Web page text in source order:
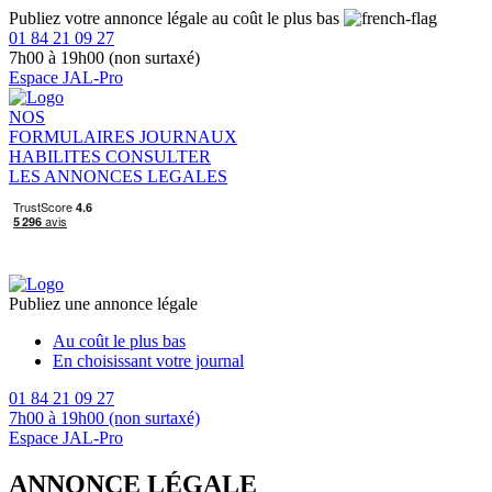
Publiez votre annonce légale au coût le plus bas
01 84 21 09 27
7h00 à 19h00 (non surtaxé)
Espace JAL-Pro
NOS
FORMULAIRES JOURNAUX
HABILITES CONSULTER
LES ANNONCES LEGALES
Publiez une annonce légale
Au coût le plus bas
En choisissant votre journal
01 84 21 09 27
7h00 à 19h00 (non surtaxé)
Espace JAL-Pro
ANNONCE LÉGALE